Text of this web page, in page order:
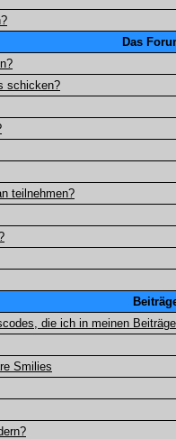
Das
schicken?
teilnehmen?
die ich in meinen
Smilies